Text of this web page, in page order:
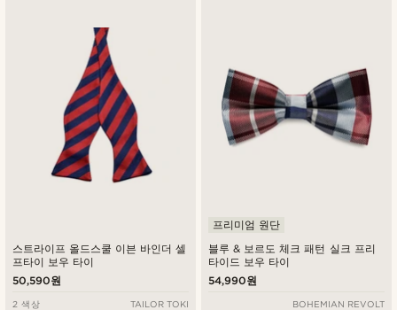
스트라이프 올드스쿨 이븐 바인더 셀
프타이 보우 타이
50,590원
2 색상 TAILOR TOKI
블루 & 보르도 체크 패턴 실크 프리
타이드 보우 타이
프리미엄 원단
54,990원
BOHEMIAN REVOLT